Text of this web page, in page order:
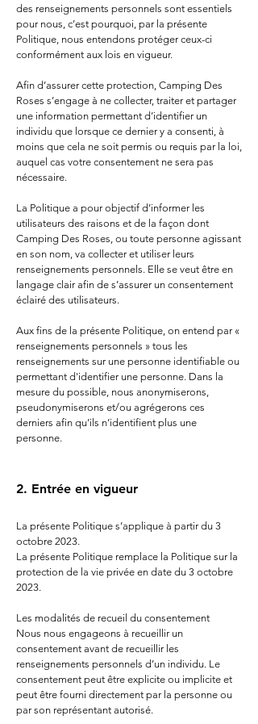
des renseignements personnels sont essentiels
pour nous, c’est pourquoi, par la présente
Politique, nous entendons protéger ceux-ci
conformément aux lois en vigueur.
Afin d’assurer cette protection, Camping Des
Roses s’engage à ne collecter, traiter et partager
une information permettant d’identifier un
individu que lorsque ce dernier y a consenti, à
moins que cela ne soit permis ou requis par la loi,
auquel cas votre consentement ne sera pas
nécessaire.
La Politique a pour objectif d’informer les
utilisateurs des raisons et de la façon dont
Camping Des Roses, ou toute personne agissant
en son nom, va collecter et utiliser leurs
renseignements personnels. Elle se veut être en
langage clair afin de s’assurer un consentement
éclairé des utilisateurs.
Aux fins de la présente Politique, on entend par «
renseignements personnels » tous les
renseignements sur une personne identifiable ou
permettant d'identifier une personne. Dans la
mesure du possible, nous anonymiserons,
pseudonymiserons et/ou agrégerons ces
derniers afin qu’ils n’identifient plus une
personne.
2. Entrée en vigueur
La présente Politique s’applique à partir du 3
octobre 2023.
La présente Politique remplace la Politique sur la
protection de la vie privée en date du 3 octobre
2023.
Les modalités de recueil du consentement
Nous nous engageons à recueillir un
consentement avant de recueillir les
renseignements personnels d’un individu. Le
consentement peut être explicite ou implicite et
peut être fourni directement par la personne ou
par son représentant autorisé.